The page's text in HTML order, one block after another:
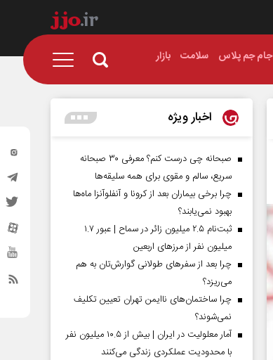
جام جم پلاس سلامت بازار
اخبار ویژه
صبحانه چی درست کنم؟ معرفی ۳۰ صبحانه
سریع، سالم و مقوی برای همه سلیقه‌ها
چرا برخی بیماران بعد از کرونا و آنفلوآنزا ماه‌ها
بهبود نمی‌یابند؟
ثبت‌نام ۲.۵ میلیون زائر در سماح | عبور ۱.۷
میلیون نفر از مرز‌های اربعین
چرا بعد از سفرهای طولانی گوارش‌تان به هم
می‌ریزد؟
چرا ساختمان‌های ناایمن تهران تعیین تکلیف
نمی‌شوند؟
آمار معلولیت در ایران | بیش از ۱۰.۵ میلیون نفر
با محدودیت عملکردی زندگی می‌کنند